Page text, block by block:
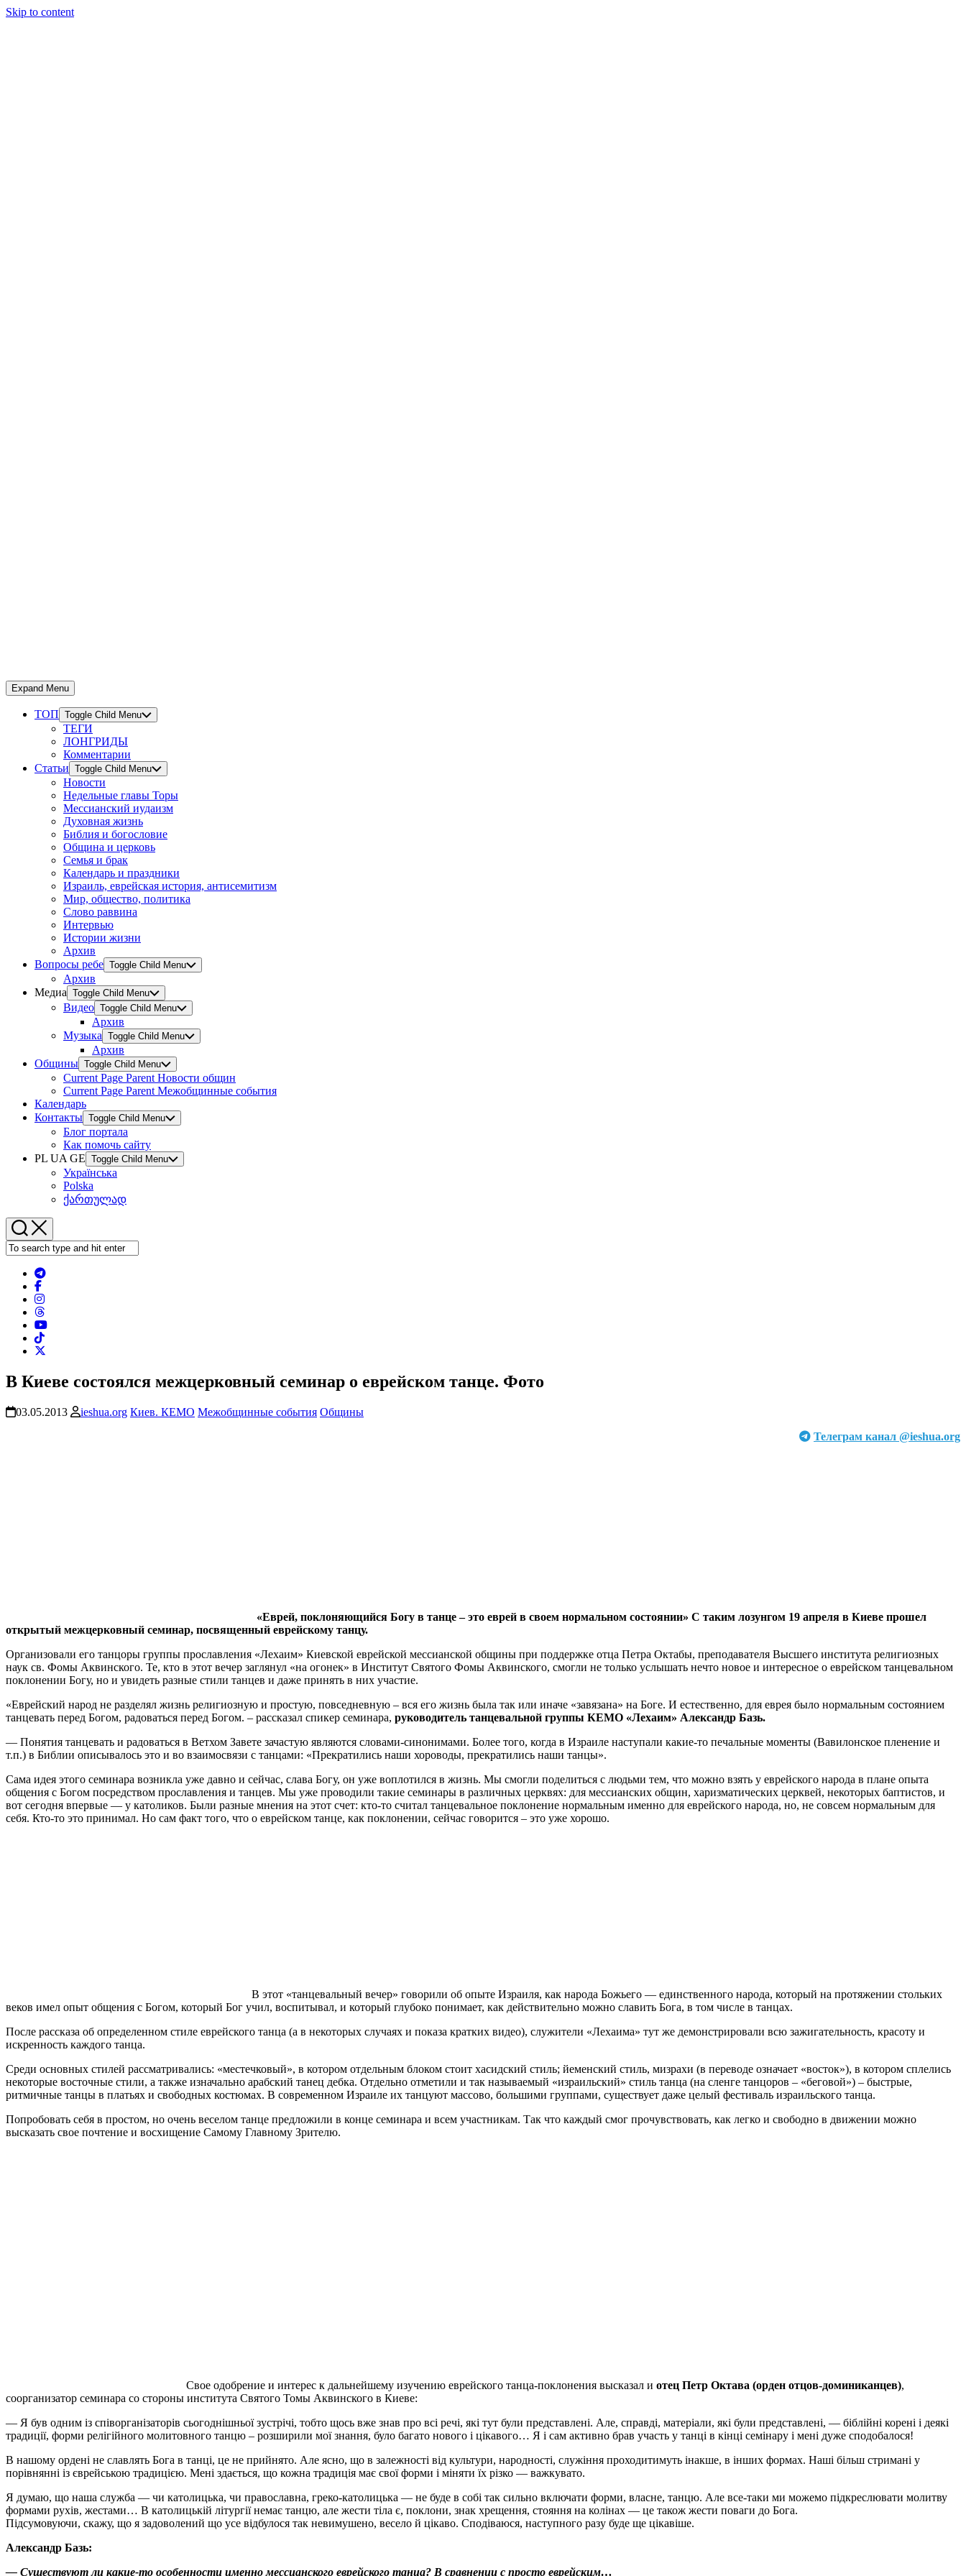
Skip to content
Expand Menu
ТОП Toggle Child Menu
ТЕГИ
ЛОНГРИДЫ
Комментарии
Статьи Toggle Child Menu
Новости
Недельные главы Торы
Мессианский иудаизм
Духовная жизнь
Библия и богословие
Община и церковь
Семья и брак
Календарь и праздники
Израиль, еврейская история, антисемитизм
Мир, общество, политика
Слово раввина
Интервью
Истории жизни
Архив
Вопросы ребе Toggle Child Menu
Архив
Медиа Toggle Child Menu
Видео Toggle Child Menu
Архив
Музыка Toggle Child Menu
Архив
Общины Toggle Child Menu
Current Page Parent Новости общин
Current Page Parent Межобщинные события
Календарь
Контакты Toggle Child Menu
Блог портала
Как помочь сайту
PL UA GE Toggle Child Menu
Українська
Polska
ქართულად
В Киеве состоялся межцерковный семинар о еврейском танце. Фото
03.05.2013 ieshua.org Киев. КЕМО Межобщинные события Общины
Телеграм канал @ieshua.org
«Еврей, поклоняющийся Богу в танце – это еврей в своем нормальном состоянии» С таким лозунгом 19 апреля в Киеве прошел
открытый межцерковный семинар, посвященный еврейскому танцу.
Организовали его танцоры группы прославления «Лехаим» Киевской еврейской мессианской общины при поддержке отца Петра Октабы, преподавателя Высшего института религиозных
наук св. Фомы Аквинского. Те, кто в этот вечер заглянул «на огонек» в Институт Святого Фомы Аквинского, смогли не только услышать нечто новое и интересное о еврейском танцевальном
поклонении Богу, но и увидеть разные стили танцев и даже принять в них участие.
«Еврейский народ не разделял жизнь религиозную и простую, повседневную – вся его жизнь была так или иначе «завязана» на Боге. И естественно, для еврея было нормальным состоянием
танцевать перед Богом, радоваться перед Богом. – рассказал спикер семинара, руководитель танцевальной группы КЕМО «Лехаим» Александр Базь.
— Понятия танцевать и радоваться в Ветхом Завете зачастую являются словами-синонимами. Более того, когда в Израиле наступали какие-то печальные моменты (Вавилонское пленение и
т.п.) в Библии описывалось это и во взаимосвязи с танцами: «Прекратились наши хороводы, прекратились наши танцы».
Сама идея этого семинара возникла уже давно и сейчас, слава Богу, он уже воплотился в жизнь. Мы смогли поделиться с людьми тем, что можно взять у еврейского народа в плане опыта
общения с Богом посредством прославления и танцев. Мы уже проводили такие семинары в различных церквях: для мессианских общин, харизматических церквей, некоторых баптистов, и
вот сегодня впервые — у католиков. Были разные мнения на этот счет: кто-то считал танцевальное поклонение нормальным именно для еврейского народа, но, не совсем нормальным для
себя. Кто-то это принимал. Но сам факт того, что о еврейском танце, как поклонении, сейчас говорится – это уже хорошо.
В этот «танцевальный вечер» говорили об опыте Израиля, как народа Божьего — единственного народа, который на протяжении стольких
веков имел опыт общения с Богом, который Бог учил, воспитывал, и который глубоко понимает, как действительно можно славить Бога, в том числе в танцах.
После рассказа об определенном стиле еврейского танца (а в некоторых случаях и показа кратких видео), служители «Лехаима» тут же демонстрировали всю зажигательность, красоту и
искренность каждого танца.
Среди основных стилей рассматривались: «местечковый», в котором отдельным блоком стоит хасидский стиль; йеменский стиль, мизрахи (в переводе означает «восток»), в котором сплелись
некоторые восточные стили, а также изначально арабский танец дебка. Отдельно отметили и так называемый «израильский» стиль танца (на сленге танцоров – «беговой») – быстрые,
ритмичные танцы в платьях и свободных костюмах. В современном Израиле их танцуют массово, большими группами, существует даже целый фестиваль израильского танца.
Попробовать себя в простом, но очень веселом танце предложили в конце семинара и всем участникам. Так что каждый смог прочувствовать, как легко и свободно в движении можно
высказать свое почтение и восхищение Самому Главному Зрителю.
Свое одобрение и интерес к дальнейшему изучению еврейского танца-поклонения высказал и отец Петр Октава (орден отцов-доминиканцев),
соорганизатор семинара со стороны института Святого Томы Аквинского в Киеве:
— Я був одним із співорганізаторів сьогоднішньої зустрічі, тобто щось вже знав про всі речі, які тут були представлені. Але, справді, матеріали, які були представлені, — біблійні корені і деякі
традиції, форми релігійного молитовного танцю – розширили мої знання, було багато нового і цікавого… Я і сам активно брав участь у танці в кінці семінару і мені дуже сподобалося!
В нашому ордені не славлять Бога в танці, це не прийнято. Але ясно, що в залежності від культури, народності, служіння проходитимуть інакше, в інших формах. Наші більш стримані у
порівнянні із єврейською традицією. Мені здається, що кожна традиція має свої форми і міняти їх різко — важкувато.
Я думаю, що наша служба — чи католицька, чи православна, греко-католицька — не буде в собі так сильно включати форми, власне, танцю. Але все-таки ми можемо підкреслювати молитву
формами рухів, жестами… В католицькій літургії немає танцю, але жести тіла є, поклони, знак хрещення, стояння на колінах — це також жести поваги до Бога.
Підсумовуючи, скажу, що я задоволений що усе відбулося так невимушено, весело й цікаво. Сподіваюся, наступного разу буде ще цікавіше.
Александр Базь:
— Существуют ли какие-то особенности именно мессианского еврейского танца? В сравнении с просто еврейским…